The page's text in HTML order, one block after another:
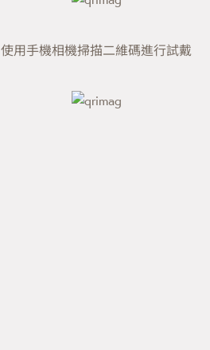
使用手機相機掃描二維碼進行試戴